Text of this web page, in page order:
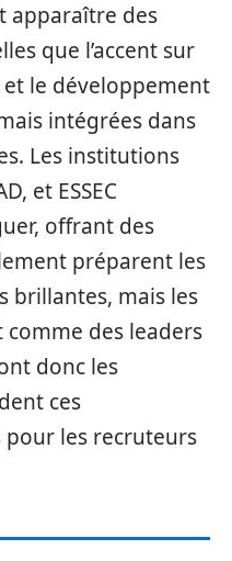
apparaître des
que l’accent sur
le développement
intégrées dans
Les institutions
et ESSEC
offrant des
préparent les
brillantes, mais les
des leaders
donc les
ces
les recruteurs